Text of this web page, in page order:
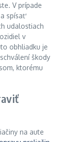
V prípade
spísať
udalostiach
v
obhliadku je
škody
ktorému
na aute